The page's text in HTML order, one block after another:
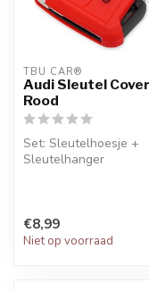
TBU CAR®
Audi Sleutel
Rood
Set: Sleutelhoesje +
Sleutelhanger
€8,99
Niet op voorraad